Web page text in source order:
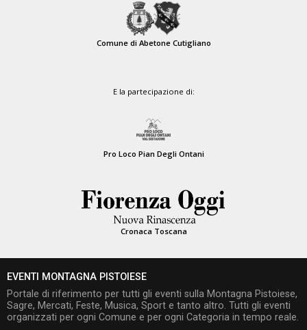
Comune di Abetone Cutigliano
E la partecipazione di:
Pro Loco Pian Degli Ontani
Cronaca Toscana
EVENTI MONTAGNA PISTOIESE
Portale di riferimento per tutti gli eventi sulla Montagna Pistoiese,
Sagre, Mercati, Feste, Musica, Sport e tanto altro. Tutti gli eventi
organizzati per ogni Comune e per ogni Categoria in tempo reale.